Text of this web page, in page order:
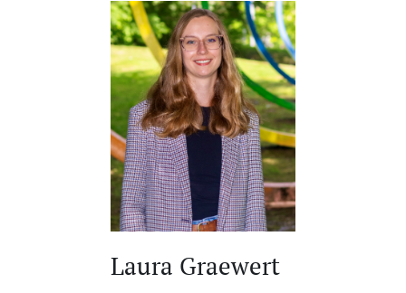
Laura Graewert